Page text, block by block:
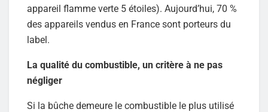
appareil flamme verte 5 étoiles). Aujourd’hui, 70 %
des appareils vendus en France sont porteurs du
label.
La qualité du combustible, un critère à ne pas
négliger
Si la bûche demeure le combustible le plus utilisé